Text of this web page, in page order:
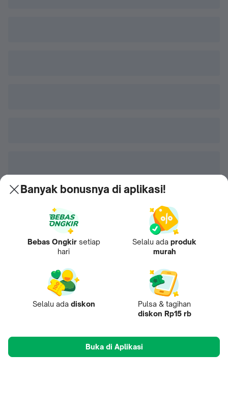
Banyak bonusnya di aplikasi!
Bebas Ongkir setiap
hari
Selalu ada produk
murah
Selalu ada diskon
Pulsa & tagihan
diskon Rp15 rb
Buka di Aplikasi